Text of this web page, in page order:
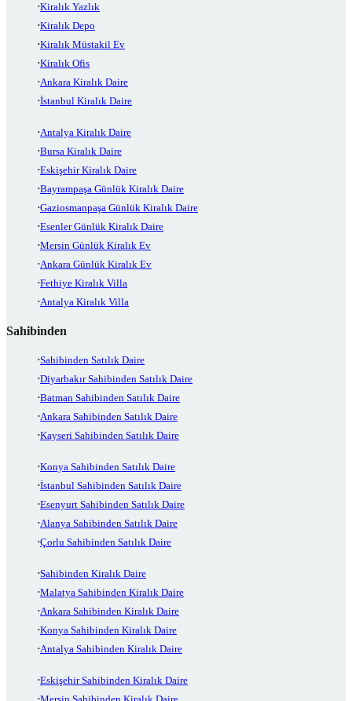
Kiralık Yazlık
Kiralık Depo
Kiralık Müstakil Ev
Kiralık Ofis
Ankara Kiralık Daire
İstanbul Kiralık Daire
Antalya Kiralık Daire
Bursa Kiralık Daire
Eskişehir Kiralık Daire
Bayrampaşa Günlük Kiralık Daire
Gaziosmanpaşa Günlük Kiralık Daire
Esenler Günlük Kiralık Daire
Mersin Günlük Kiralık Ev
Ankara Günlük Kiralık Ev
Fethiye Kiralık Villa
Antalya Kiralık Villa
Sahibinden
Sahibinden Satılık Daire
Diyarbakır Sahibinden Satılık Daire
Batman Sahibinden Satılık Daire
Ankara Sahibinden Satılık Daire
Kayseri Sahibinden Satılık Daire
Konya Sahibinden Satılık Daire
İstanbul Sahibinden Satılık Daire
Esenyurt Sahibinden Satılık Daire
Alanya Sahibinden Satılık Daire
Çorlu Sahibinden Satılık Daire
Sahibinden Kiralık Daire
Malatya Sahibinden Kiralık Daire
Ankara Sahibinden Kiralık Daire
Konya Sahibinden Kiralık Daire
Antalya Sahibinden Kiralık Daire
Eskişehir Sahibinden Kiralık Daire